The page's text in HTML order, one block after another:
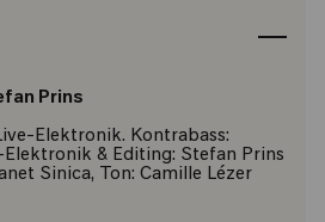
Prins
Elektronik. Kontrabass:
& Editing: Stefan Prins
Sinica, Ton: Camille Lézer